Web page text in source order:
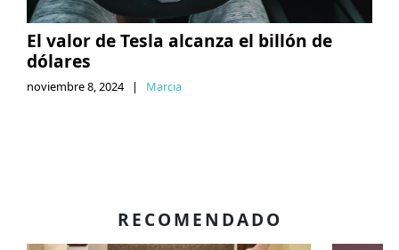
El valor de Tesla alcanza el billón de
dólares
noviembre 8, 2024 | Marcia
RECOMENDADO